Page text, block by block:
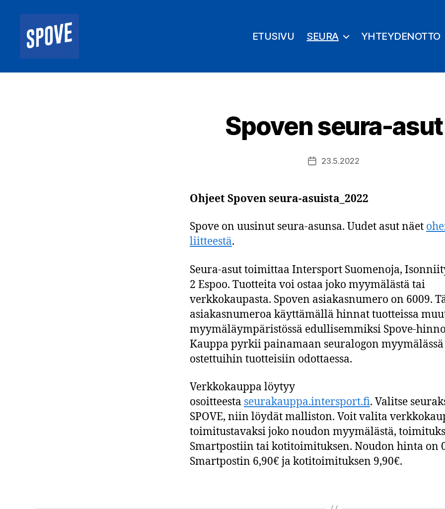
Spove
ETUSIVU SEURA YHTEYDENOTTO
Spoven seura-asut
Julkaisupäivämäärä
23.5.2022
Ohjeet Spoven seura-asuista_2022
Spove on uusinut seura-asunsa. Uudet asut näet
liitteestä.
Seura-asut toimittaa Intersport Suomenoja,
2 Espoo. Tuotteita voi ostaa joko myymälästä tai
verkkokaupasta. Spoven asiakasnumero on 6009.
asiakasnumeroa käyttämällä hinnat tuotteissa
myymäläympäristössä edullisemmiksi Spove-
Kauppa pyrkii painamaan seuralogon myymälässä
ostettuihin tuotteisiin odottaessa.
Verkkokauppa löytyy
osoitteesta seurakauppa.intersport.fi. Valitse
SPOVE, niin löydät malliston. Voit valita
toimitustavaksi joko noudon myymälästä,
Smartpostiin tai kotitoimituksen. Noudon hinta on
Smartpostin 6,90€ ja kotitoimituksen 9,90€.